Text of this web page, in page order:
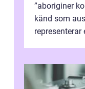
”aboriginer
känd som